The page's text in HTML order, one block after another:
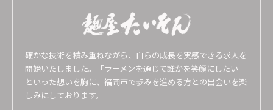
確かな技術を積み重ねながら、自らの成長を実感できる求人を
開始いたしました。「ラーメンを通じて誰かを笑顔にしたい」
といった想いを胸に、福岡市で歩みを進める方との出会いを楽
しみにしております。